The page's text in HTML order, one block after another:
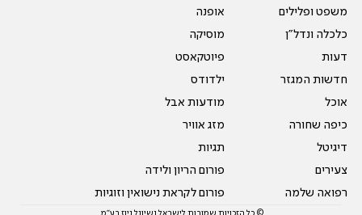
משפט ופלילים
כלכלה ונדל"ן
דעות
חדשות המגזר
אוכל
כיפה שחורה
דיגיטל
צעירים
רפואה שלמה
אופנה
מוסיקה
פיוטקאסט
ילדודס
מודעות אבל
מזג אוויר
תגיות
פורום הריון ולידה
פורום לקראת נישואין וזוגיות
© כל הזכויות שמורות לישראל נשיונל ניוז בע"מ.